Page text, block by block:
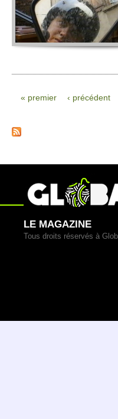
« pre­mier ‹ précédent
LE MAGAZINE
Tous droits réservés à